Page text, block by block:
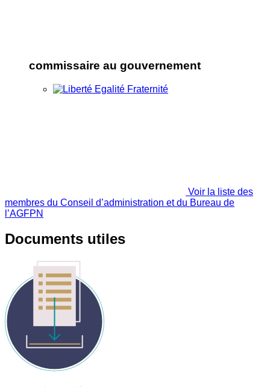
commissaire au gouvernement
Voir la liste des
membres du Conseil d’administration et du Bureau de
l’AGFPN
Documents utiles